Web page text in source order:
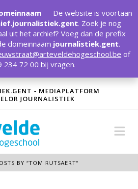
- MEDIAPLATFORM
JOURNALISTIEK
BY “TOM RUTSAERT”
— De website is voortaan
. Zoek je nog
uit het archief? Voeg dan de prefix
domeinnaam journalistiek.gent.
of
234 72 00 bij vragen.